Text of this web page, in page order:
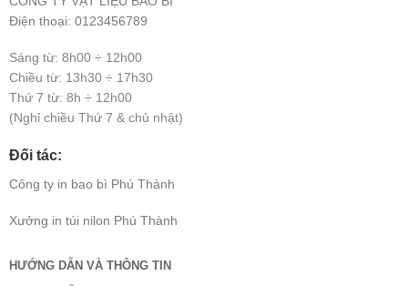
Điện thoại: 0123456789
Sáng từ: 8h00 ÷ 12h00
Chiều từ: 13h30 ÷ 17h30
Thứ 7 từ: 8h ÷ 12h00
(Nghỉ chiều Thứ 7 & chủ nhật)
Đối tác:
Công ty in bao bì Phú Thành
Xưởng in túi nilon Phú Thành
HƯỚNG DẪN VÀ THÔNG TIN